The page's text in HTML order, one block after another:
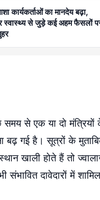
कार्यकर्ताओं का मानदेय बढ़ा,
स्वास्थ्य से जुड़े कई अहम फैसलों
से एक या दो मंत्रियों
बढ़ गई है। सूत्रों के
खाली होते हैं तो
दावेदारों में